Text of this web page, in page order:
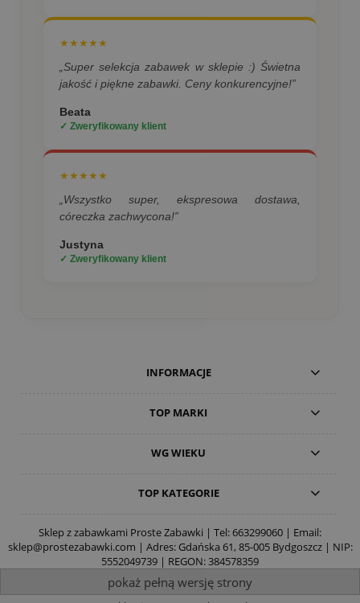
★★★★★
„Super selekcja zabawek w sklepie :) Świetna
jakość i piękne zabawki. Ceny konkurencyjne!”
Beata
✓ Zweryfikowany klient
★★★★★
„Wszystko super, ekspresowa dostawa,
córeczka zachwycona!”
Justyna
✓ Zweryfikowany klient
INFORMACJE
TOP MARKI
WG WIEKU
TOP KATEGORIE
Sklep z zabawkami Proste Zabawki | Tel:663299060 | Email:
sklep@prostezabawki.com | Adres: Gdańska 61, 85-005 Bydgoszcz | NIP:
5552049739 | REGON: 384578359
pokaż pełną wersję strony